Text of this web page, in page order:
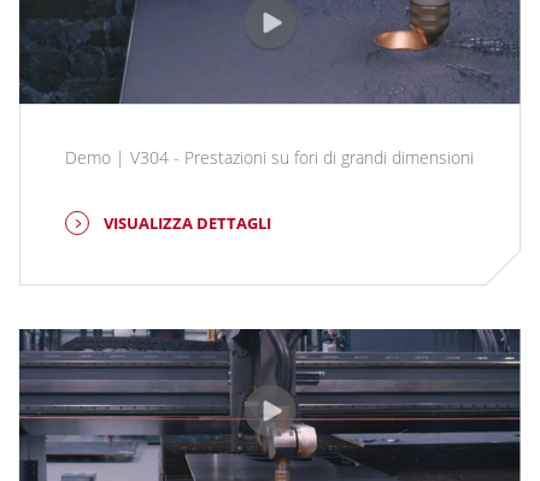
Demo | V304 - Prestazioni su fori di grandi dimensioni
VISUALIZZA DETTAGLI